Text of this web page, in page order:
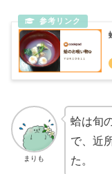
まりも
蛤は旬
で、近
た。